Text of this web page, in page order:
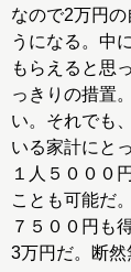
なので2万円
うになる。中
もらえると思
っきりの措置
い。それでも
いる家計にと
１人５０００
ことも可能だ
７５００円も
3万円だ。断然